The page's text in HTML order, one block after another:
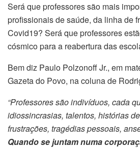
Será que professores são mais
profissionais de saúde, da linha de
Covid19? Será que professores
cósmico para a reabertura das
Bem diz Paulo Polzonoff Jr., em
Gazeta do Povo, na coluna de
“Professores são indivíduos, cada
idiossincrasias, talentos, histórias
frustrações, tragédias pessoais,
Quando se juntam numa